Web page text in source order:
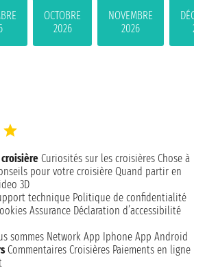
OCTOBRE
2026
NOVEMBRE
2026
croisière Curiosités sur les croisières Chose à
pour votre croisière Quand partir en
3D
technique Politique de confidentialité
Assurance Déclaration d’accessibilité
sommes Network App Iphone App Android
Commentaires Croisières Paiements en ligne